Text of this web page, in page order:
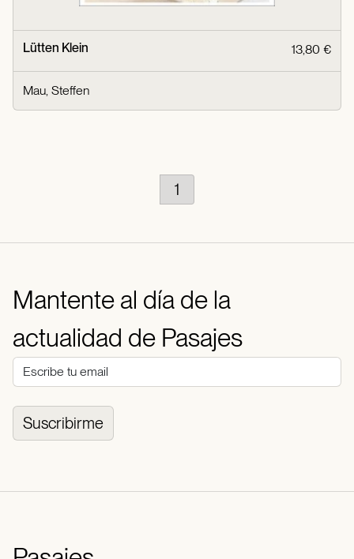
Lütten Klein 13,80 €
Mau, Steffen
1
Mantente al día de la
actualidad de Pasajes
Suscribirme